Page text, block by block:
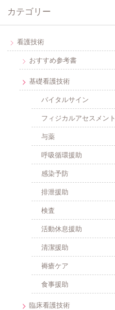
カテゴリー
看護技術
おすすめ参考書
基礎看護技術
バイタルサイン
フィジカルアセスメント
与薬
呼吸循環援助
感染予防
排泄援助
検査
活動休息援助
清潔援助
褥瘡ケア
食事援助
臨床看護技術